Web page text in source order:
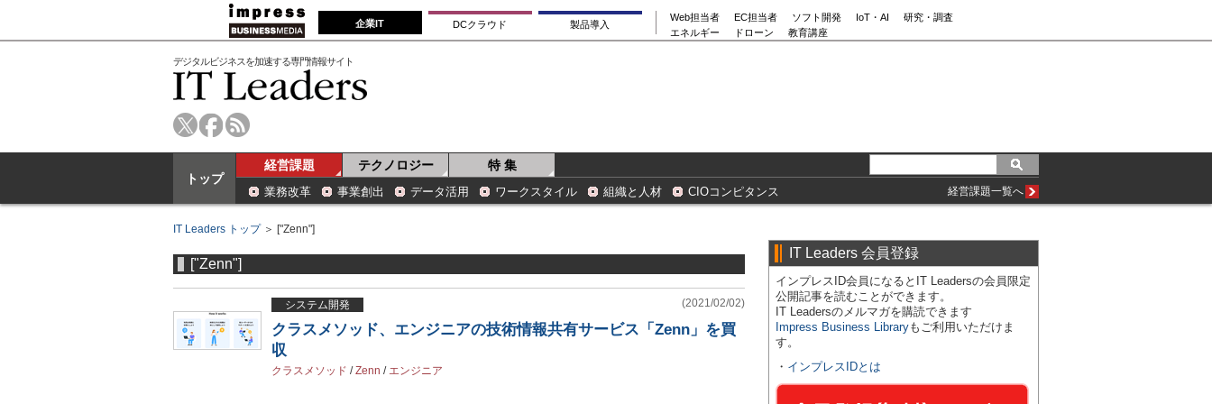
企業IT DCクラウド 製品導入
Web担当者 EC担当者 ソフト開発 IoT・AI
研究・調査
エネルギー
ドローン 教育講座
デジタルビジネスを加速する専門情報サイト
トップ
経営課題 テクノロジー 特 集
業務改革 事業創出 データ活用 ワークスタイル 組織と人材 CIOコンピタンス 経営課題一覧へ
IT Leaders トップ＞ ["Zenn"]
["Zenn"]
システム開発 (2021/02/02)
クラスメソッド、エンジニアの技術情報共有サービス「Zenn」を買
収
クラスメソッド /Zenn / エンジニア
IT Leaders 会員登録
インプレスID会員になるとIT Leadersの会員限定
公開記事を読むことができます。
IT Leadersのメルマガを購読できます
Impress Business Libraryもご利用いただけま
す。
・ インプレスIDとは